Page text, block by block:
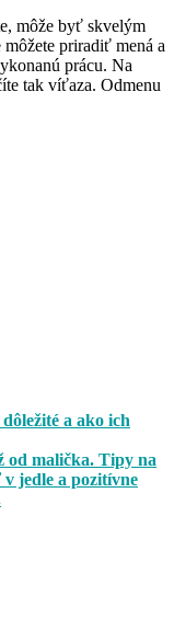
môže byť skvelým
priradiť mená a
prácu. Na
tak víťaza. Odmenu
a ako ich
malička. Tipy na
jedle a pozitívne